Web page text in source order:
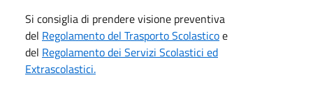
Si consiglia di prendere visione preventiva
del Regolamento del Trasporto Scolasticoe
del Regolamento dei Servizi Scolastici ed
Extrascolastici.